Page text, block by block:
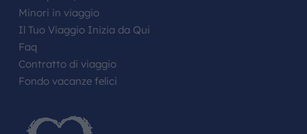
Minori in viaggio
Il Tuo Viaggio Inizia da Qui
Faq
Contratto di viaggio
Fondo vacanze felici